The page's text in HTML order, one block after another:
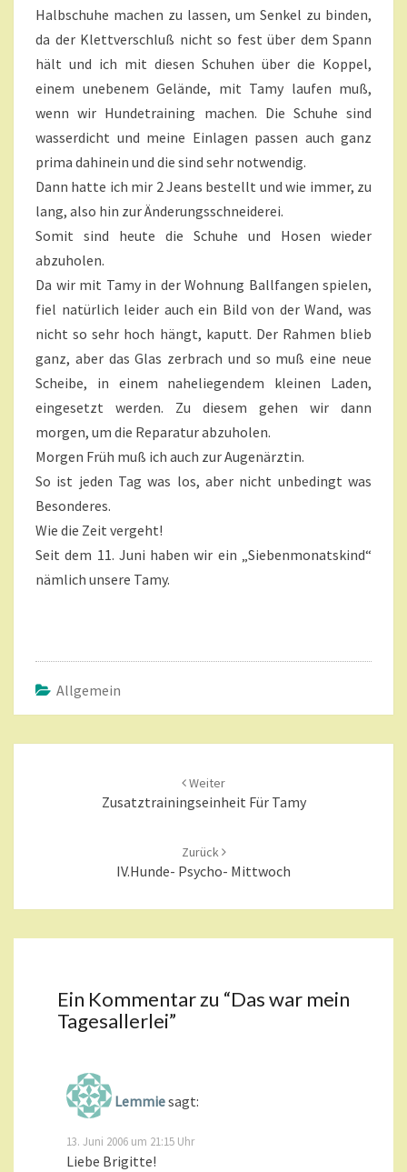
Halbschuhe machen zu lassen, um Senkel zu binden,
da der Klettverschluß nicht so fest über dem Spann
hält und ich mit diesen Schuhen über die Koppel,
einem unebenem Gelände, mit Tamy laufen muß,
wenn wir Hundetraining machen. Die Schuhe sind
wasserdicht und meine Einlagen passen auch ganz
prima dahinein und die sind sehr notwendig.
Dann hatte ich mir 2 Jeans bestellt und wie immer, zu
lang, also hin zur Änderungsschneiderei.
Somit sind heute die Schuhe und Hosen wieder
abzuholen.
Da wir mit Tamy in der Wohnung Ballfangen spielen,
fiel natürlich leider auch ein Bild von der Wand, was
nicht so sehr hoch hängt, kaputt. Der Rahmen blieb
ganz, aber das Glas zerbrach und so muß eine neue
Scheibe, in einem naheliegendem kleinen Laden,
eingesetzt werden. Zu diesem gehen wir dann
morgen, um die Reparatur abzuholen.
Morgen Früh muß ich auch zur Augenärztin.
So ist jeden Tag was los, aber nicht unbedingt was
Besonderes.
Wie die Zeit vergeht!
Seit dem 11. Juni haben wir ein „Siebenmonatskind“
nämlich unsere Tamy.
Allgemein
Weiter
Zusatztrainingseinheit Für Tamy
Zurück
IV.Hunde- Psycho- Mittwoch
Ein Kommentar zu “Das war mein
Tagesallerlei”
Lemmiesagt:
13. Juni 2006 um 21:15 Uhr
Liebe Brigitte!